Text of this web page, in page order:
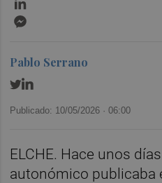
Pablo Serrano
Publicado: 10/05/2026 ·06:00
ELCHE. Hace unos
autonómico publicaba